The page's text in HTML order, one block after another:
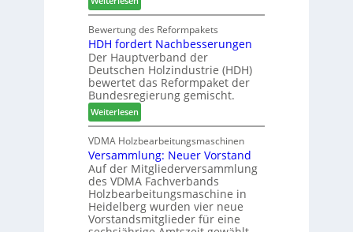
n
e
r
c
h
e
n
2
0
2
6
d
e
t
B
e
s
u
c
h
e
r
z
a
h
l
e
C
h
a
t
b
o
t
h
i
l
t
b
e
i
P
Bewertung des Reformpakets
HDH fordert Nachbesserungen
Der Hauptverband der
Deutschen Holzindustrie (HDH)
bewertet das Reformpaket der
Bundesregierung gemischt.
Weiterlesen:
H
D
H
f
o
r
d
e
VDMA Holzbearbeitungsmaschinen
Versammlung: Neuer Vorstand
Auf der Mitgliederversammlung
des VDMA Fachverbands
Holzbearbeitungsmaschine in
Heidelberg wurden vier neue
Vorstandsmitglieder für eine